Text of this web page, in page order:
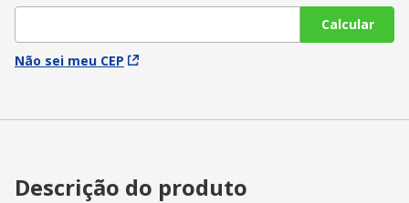
Calcular
Não sei meu CEP
Descrição do produto